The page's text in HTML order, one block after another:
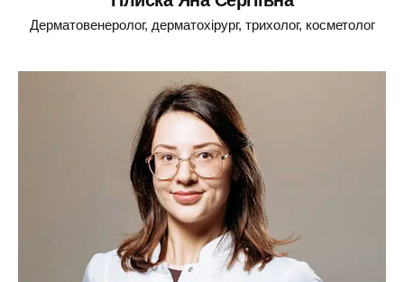
Дерматовенеролог, дерматохірург, трихолог, косметолог